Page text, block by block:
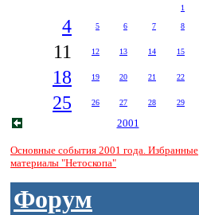
1
4 5 6 7 8
11 12 13 14 15
18 19 20 21 22
25 26 27 28 29
2001
Основные события 2001 года. Избранные
материалы "Нетоскопа"
Форум